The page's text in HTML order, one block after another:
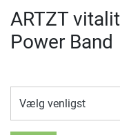
ARTZT
Power Band
Vælg venligst